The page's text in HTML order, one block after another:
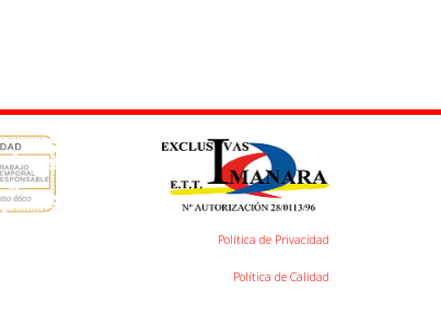
Política de Privacidad
Política de Calidad